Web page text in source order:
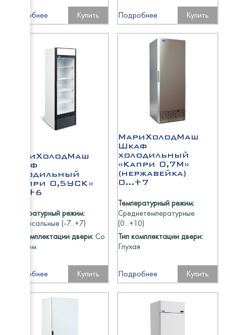
Подробнее Купить Подробнее Купить
МариХолодМаш
Шкаф
холодильный
«Капри 0,5УСК»
-6...+6
Температурный режим:
Универсальные (-7...+7)
Тип комплектации двери:Со
стеклом
Подробнее Купить
МариХолодМаш
Шкаф
холодильный
«Капри 0,7М»
(нержавейка)
0...+7
Температурный режим:
Среднетемпературные
(0...+10)
Тип комплектации двери:
Глухая
Подробнее Купить